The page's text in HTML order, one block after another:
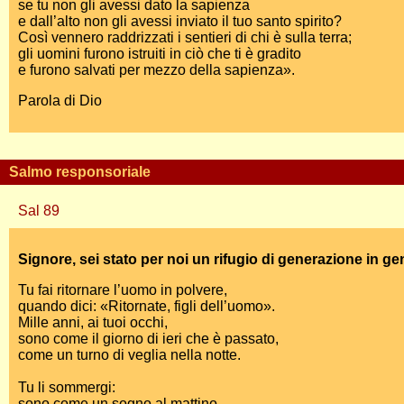
se tu non gli avessi dato la sapienza
e dall’alto non gli avessi inviato il tuo santo spirito?
Così vennero raddrizzati i sentieri di chi è sulla terra;
gli uomini furono istruiti in ciò che ti è gradito
e furono salvati per mezzo della sapienza».
Parola di Dio
Salmo responsoriale
Sal 89
Signore, sei stato per noi un rifugio di generazione in
Tu fai ritornare l’uomo in polvere,
quando dici: «Ritornate, figli dell’uomo».
Mille anni, ai tuoi occhi,
sono come il giorno di ieri che è passato,
come un turno di veglia nella notte.
Tu li sommergi: